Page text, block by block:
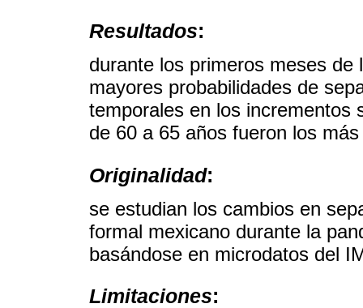
Resultados:
durante los primeros meses
mayores probabilidades de
temporales en los incrementos
de 60 a 65 años fueron los
Originalidad:
se estudian los cambios en
formal mexicano durante la
basándose en microdatos del
Limitaciones: